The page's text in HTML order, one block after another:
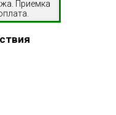
Приемка